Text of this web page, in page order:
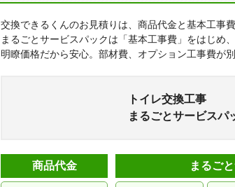
交換できるくんのお見積りは、商品代金と基本工事
まるごとサービスパックは「基本工事費」をはじめ
明瞭価格だから安心。部材費、オプション工事費が
トイレ交換工事
まるごとサービスパ
商品代金 まるご